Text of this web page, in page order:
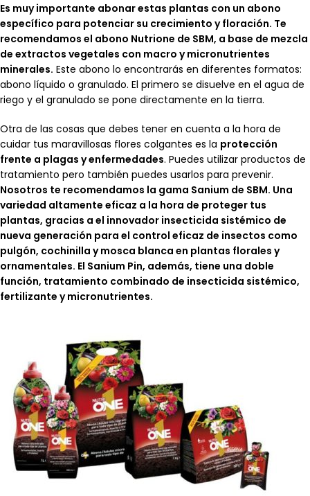
Es muy importante abonar estas plantas con un abono
específico para potenciar su crecimiento y floración. Te
recomendamos el abono Nutrione de SBM, a base de mezcla
de extractos vegetales con macro y micronutrientes
minerales. Este abono lo encontrarás en diferentes formatos:
abono líquido o granulado. El primero se disuelve en el agua de
riego y el granulado se pone directamente en la tierra.
Otra de las cosas que debes tener en cuenta a la hora de
cuidar tus maravillosas flores colgantes es la protección
frente a plagas y enfermedades. Puedes utilizar productos de
tratamiento pero también puedes usarlos para prevenir.
Nosotros te recomendamos la gama Sanium de SBM. Una
variedad altamente eficaz a la hora de proteger tus
plantas, gracias a el innovador insecticida sistémico de
nueva generación para el control eficaz de insectos como
pulgón, cochinilla y mosca blanca en plantas florales y
ornamentales. El Sanium Pin, además, tiene una doble
función, tratamiento combinado de insecticida sistémico,
fertilizante y micronutrientes.